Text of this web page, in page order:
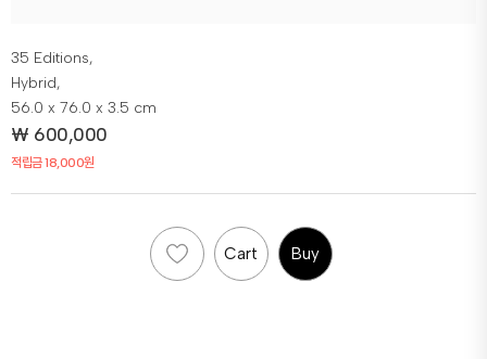
35 Editions,
Hybrid,
56.0 x 76.0 x 3.5 cm
₩ 600,000
적립금 18,000원
Cart Buy